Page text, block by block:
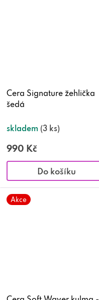
Cera Signature žehlička
šedá
skladem (3 ks)
990 Kč
Do košíku
Akce